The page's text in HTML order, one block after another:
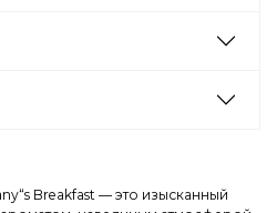
Breakfast — это изысканный